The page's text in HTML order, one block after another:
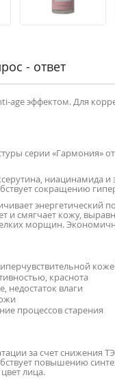
age эффектом. Для
серии
ниацинамида и
сокращению
и смягчает кожу,
морщин.
краснота
влаги
процессов старения
за счет
повышению
лица.
- ответ